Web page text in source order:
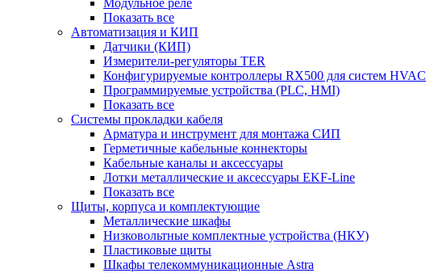
Модульное реле
Показать все
Автоматизация и КИП
Датчики (КИП)
Измерители-регуляторы TER
Конфигурируемые контроллеры RX500 для систем HVAC
Программируемые устройства (PLC, HMI)
Показать все
Системы прокладки кабеля
Арматура и инструмент для монтажа СИП
Герметичные кабельные коннекторы
Кабельные каналы и аксессуары
Лотки металлические и аксессуары EKF-Line
Показать все
Щиты, корпуса и комплектующие
Металлические шкафы
Низковольтные комплектные устройства (НКУ)
Пластиковые щиты
Шкафы телекоммуникационные Astra